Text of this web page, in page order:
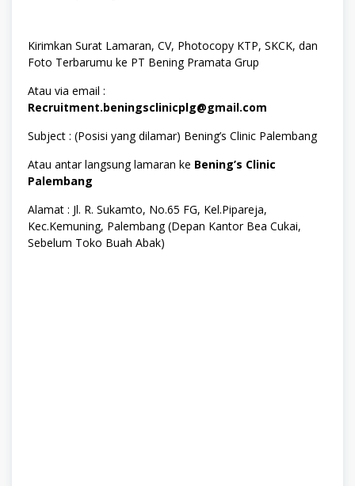
Kirimkan Surat Lamaran, CV, Photocopy KTP, SKCK, dan
Foto Terbarumu ke PT Bening Pramata Grup
Atau via email :
Recruitment.beningsclinicplg@gmail.com
Subject : (Posisi yang dilamar) Bening’s Clinic Palembang
Atau antar langsung lamaran ke Bening’s Clinic
Palembang
Alamat : Jl. R. Sukamto, No.65 FG, Kel.Pipareja,
Kec.Kemuning, Palembang (Depan Kantor Bea Cukai,
Sebelum Toko Buah Abak)